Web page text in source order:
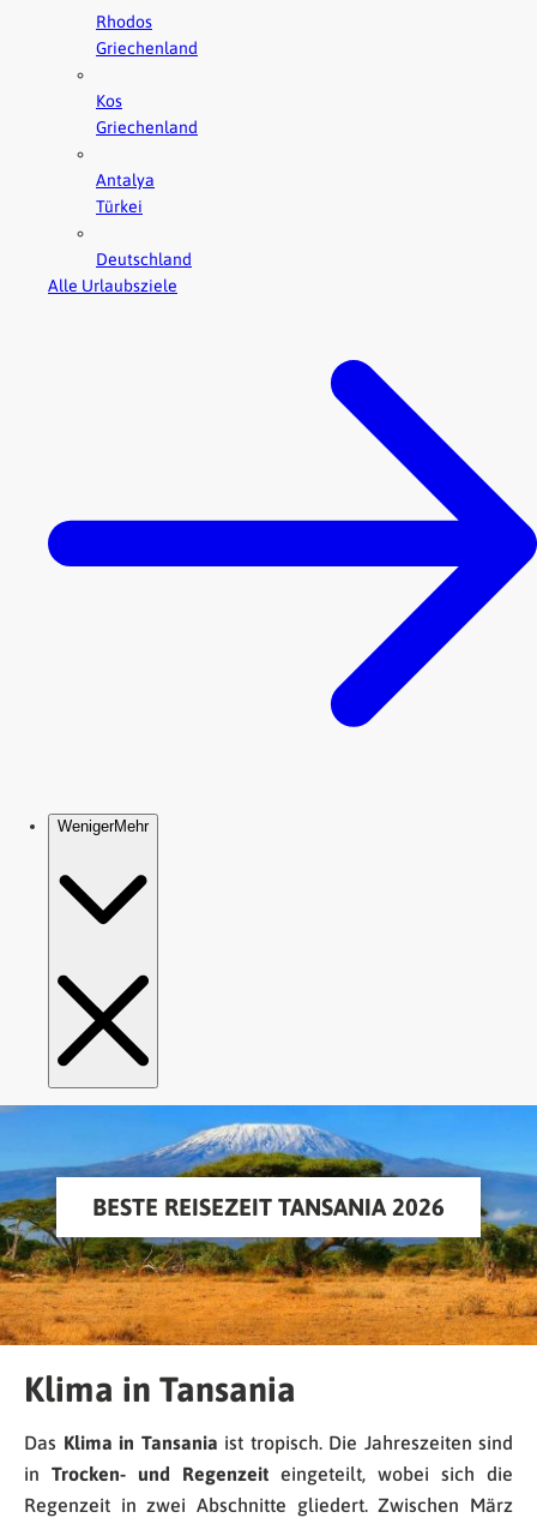
BESTE REISEZEIT TANSANIA 2026
Klima in Tansania
Das Klima in Tansania ist tropisch. Die Jahreszeiten sind
in Trocken- und Regenzeit eingeteilt, wobei sich die
Regenzeit in zwei Abschnitte gliedert. Zwischen März